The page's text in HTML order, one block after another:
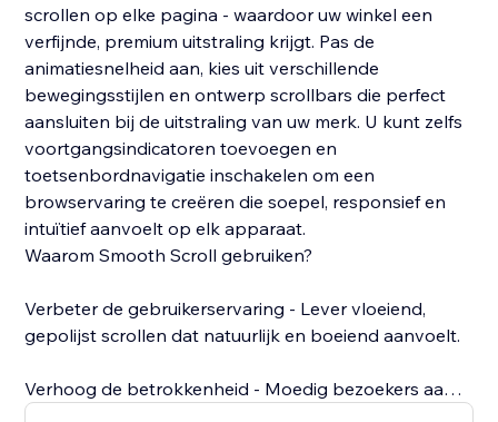
scrollen op elke pagina - waardoor uw winkel een
verfijnde, premium uitstraling krijgt. Pas de
animatiesnelheid aan, kies uit verschillende
bewegingsstijlen en ontwerp scrollbars die perfect
aansluiten bij de uitstraling van uw merk. U kunt zelfs
voortgangsindicatoren toevoegen en
toetsenbordnavigatie inschakelen om een
browservaring te creëren die soepel, responsief en
intuïtief aanvoelt op elk apparaat.
Waarom Smooth Scroll gebruiken?
Verbeter de gebruikerservaring - Lever vloeiend,
gepolijst scrollen dat natuurlijk en boeiend aanvoelt.
Verhoog de betrokkenheid - Moedig bezoekers aan